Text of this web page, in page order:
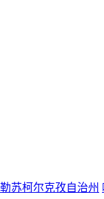
苏柯尔克孜自治州